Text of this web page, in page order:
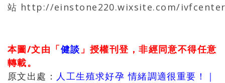
站 http://einstone220.wixsite.com/
本圖/文由「健談 」授權刊登，非經同意不得任意
轉載。
原文出處： 人工生殖求好孕 情緒調適很重要！｜